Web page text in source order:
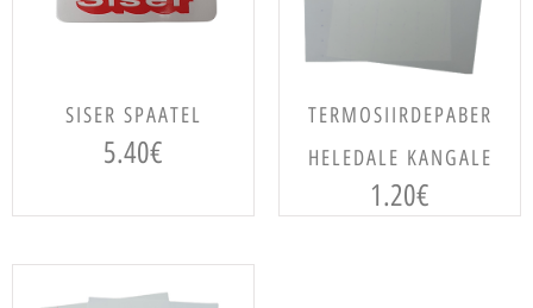
LISA KORVI
SISER SPAATEL
5.40€
LISA KORVI
TERMOSIIRDEPABER
HELEDALE KANGALE
1.20€